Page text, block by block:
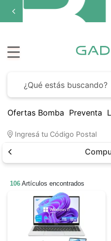
Ofertas Bomba Preventa
Ingresá tu Código Postal
106 Artículos encontrados